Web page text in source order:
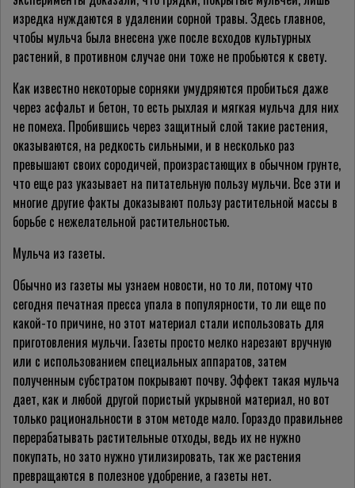
изредка нуждаются в удалении сорной травы. Здесь главное,
чтобы мульча была внесена уже после всходов культурных
растений, в противном случае они тоже не пробьются к свету.
Как известно некоторые сорняки умудряются пробиться даже
через асфальт и бетон, то есть рыхлая и мягкая мульча для них
не помеха. Пробившись через защитный слой такие растения,
оказываются, на редкость сильными, и в несколько раз
превышают своих сородичей, произрастающих в обычном грунте,
что еще раз указывает на питательную пользу мульчи. Все эти и
многие другие факты доказывают пользу растительной массы в
борьбе с нежелательной растительностью.
Мульча из газеты.
Обычно из газеты мы узнаем новости, но то ли, потому что
сегодня печатная пресса упала в популярности, то ли еще по
какой-то причине, но этот материал стали использовать для
приготовления мульчи. Газеты просто мелко нарезают вручную
или с использованием специальных аппаратов, затем
полученным субстратом покрывают почву. Эффект такая мульча
дает, как и любой другой пористый укрывной материал, но вот
только рациональности в этом методе мало. Гораздо правильнее
перерабатывать растительные отходы, ведь их не нужно
покупать, но зато нужно утилизировать, так же растения
превращаются в полезное удобрение, а газеты нет.